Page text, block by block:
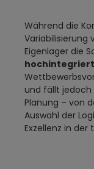
Während die
Variabilisierung
Eigenlager die
und fällt
Planung – von
Auswahl der
Exzellenz in der